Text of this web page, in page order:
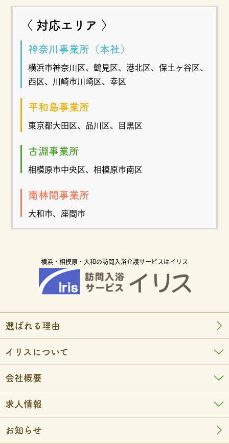
〈 対応エリア 〉
神奈川事業所（本社）
横浜市神奈川区、鶴見区、港北区、保土ヶ谷区、
西区、川崎市川崎区、幸区
平和島事業所
東京都大田区、品川区、目黒区
古淵事業所
相模原市中央区、相模原市南区
南林間事業所
大和市、座間市
横浜・相模原・大和の訪問入浴介護サービスはイリス
選ばれる理由
イリスについて
会社概要
求人情報
お知らせ